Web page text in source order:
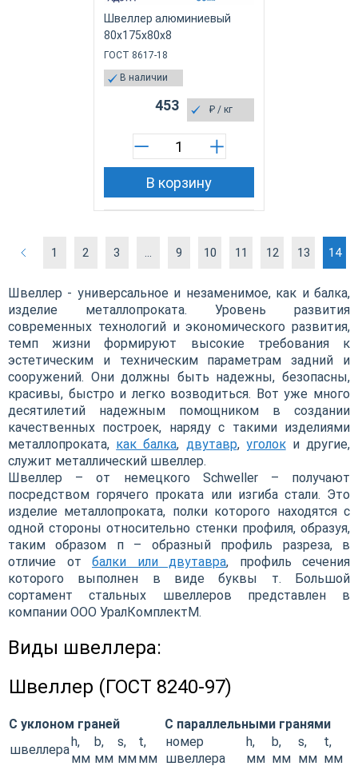
Швеллер алюминиевый
80х175х80х8
ГОСТ 8617-18
В наличии
₽ / кг
453
В корзину
1 2 3 ... 9 10 11 12 13 14
Швеллер - универсальное и незаменимое, как и балка,
изделие металлопроката. Уровень развития
современных технологий и экономического развития,
темп жизни формируют высокие требования к
эстетическим и техническим параметрам задний и
сооружений. Они должны быть надежны, безопасны,
красивы, быстро и легко возводиться. Вот уже много
десятилетий надежным помощником в создании
качественных построек, наряду с такими изделиями
металлопроката, как балка, двутавр, уголоки другие,
служит металлический швеллер.
Швеллер – от немецкого Schweller – получают
посредством горячего проката или изгиба стали. Это
изделие металлопроката, полки которого находятся с
одной стороны относительно стенки профиля, образуя,
таким образом п – образный профиль разреза, в
отличие от балки или двутавра, профиль сечения
которого выполнен в виде буквы т. Большой
сортамент стальных швеллеров представлен в
компании ООО УралКомплектМ.
Виды швеллера:
Швеллер (ГОСТ 8240-97)
С уклоном граней
швеллера
h,
мм
b,
мм
s,
мм
t,
мм
С параллельными гранями
номер
швеллера
h,
мм
b,
мм
s,
мм
t,
мм